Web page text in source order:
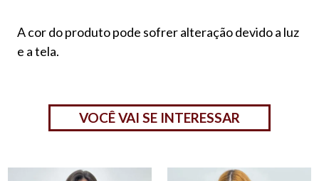
A cor do produto pode sofrer alteração devido a luz
e a tela.
VOCÊ VAI SE INTERESSAR